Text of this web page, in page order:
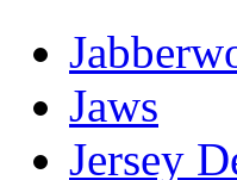
Jaws
Jersey